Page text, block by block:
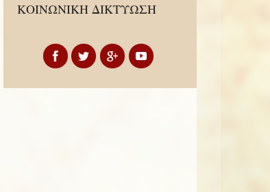
ΚΟΙΝΩΝΙΚΗ ΔΙΚΤΥΩΣΗ